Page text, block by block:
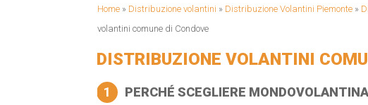
Home » Distribuzione volantini » Distribuzione Volantini Piemonte »
volantini comune di Condove
DISTRIBUZIONE VOLANTINI
1 PERCHÉ SCEGLIERE